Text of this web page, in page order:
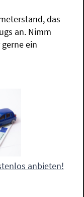
das
an. Nimm
ein
anbieten!